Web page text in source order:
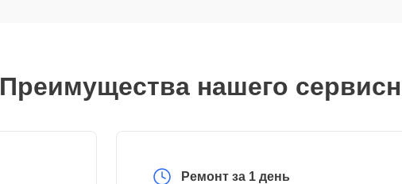
Преимущества нашего
Ремонт за 1 день